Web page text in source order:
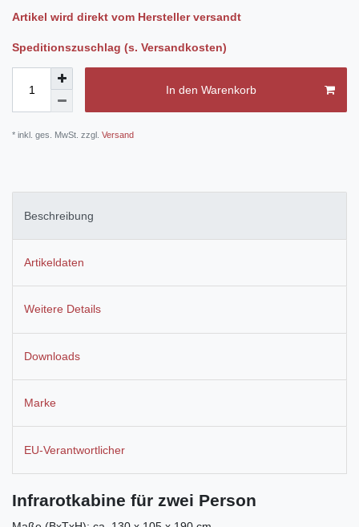
Artikel wird direkt vom Hersteller versandt
Speditionszuschlag (s. Versandkosten)
In den Warenkorb
* inkl. ges. MwSt. zzgl. Versand
Beschreibung
Artikeldaten
Weitere Details
Downloads
Marke
EU-Verantwortlicher
Infrarotkabine für zwei Person